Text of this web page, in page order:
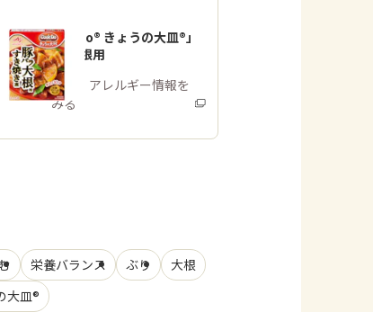
「Cook Do® きょうの大皿®」
豚バラ大根用
商品・アレルギー情報を
みる
栄養バランス ぶり
大根
大皿®